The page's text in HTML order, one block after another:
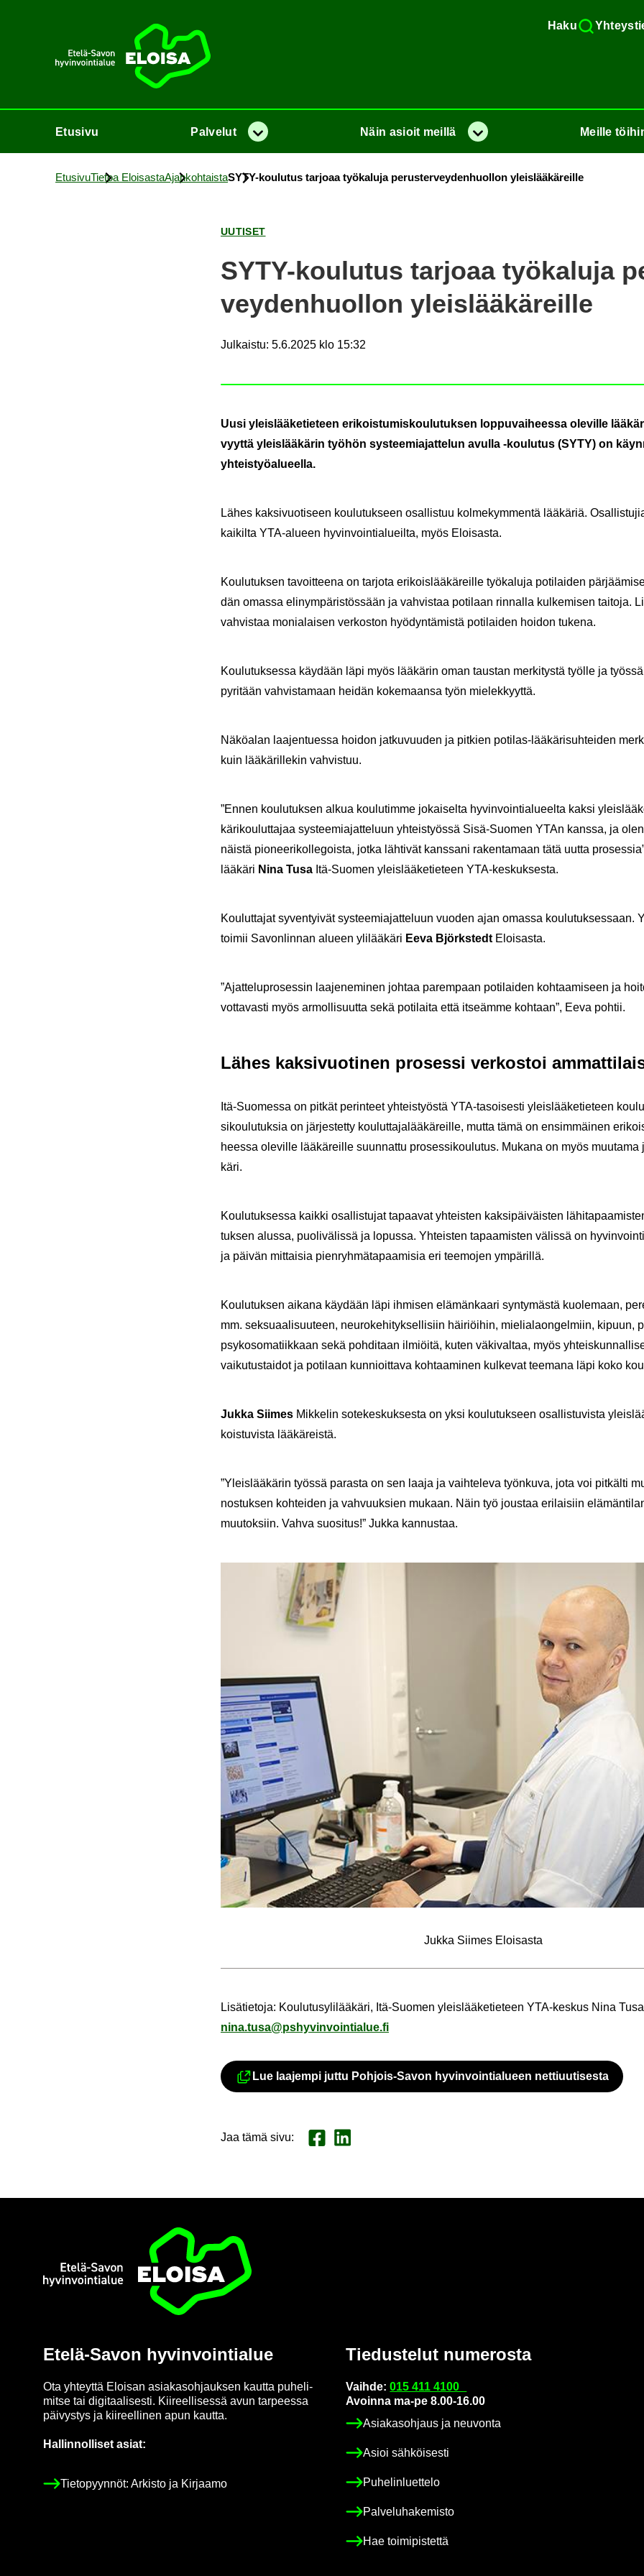
Haku
Etusi­vu
Etusi­vu Pal­ve­lut Va­lik­ko Näin asioit meil­lä Va­lik­ko Meil­le
Etusi­vuTie­toa Eloi­sas­taAjan­koh­tais­taSYTY-​koulutus tar­jo­aa työ­ka­lu­ja pe­rus­ter­vey­den­huol­lon yleis­lää­kä­reil­le
UU­TI­SET
SYTY-​koulutus tar­jo­aa työ­ka­lu­ja
vey­den­huol­lon yleis­lää­kä­reil­le
Julkaistu: 5.6.2025 klo 15:32
Uusi yleis­lää­ke­tie­teen eri­kois­tu­mis­kou­lu­tuk­sen lop­pu­vai­hees­sa ole­vil­le
vyyt­tä yleis­lää­kä­rin työ­hön sys­tee­mia­jat­te­lun avul­la -​koulutus (SYTY) on
yh­teis­työ­alu­eel­la.
Lähes kak­si­vuo­ti­seen kou­lu­tuk­seen osal­lis­tuu kol­me­kym­men­tä lää­kä­riä.
kai­kil­ta YTA-​alueen hy­vin­voin­tia­lueil­ta, myös Eloi­sas­ta.
Kou­lu­tuk­sen ta­voit­tee­na on tar­jo­ta eri­kois­lää­kä­reil­le työ­ka­lu­ja po­ti­lai­den
dän omas­sa eli­nym­pä­ris­tös­sään ja vah­vis­taa po­ti­laan rin­nal­la kul­ke­mi­sen tai­to­ja.
vah­vis­taa mo­nia­lai­sen ver­kos­ton hyö­dyn­tä­mis­tä po­ti­lai­den hoi­don tu­ke­na.
Kou­lu­tuk­ses­sa käy­dään läpi myös lää­kä­rin oman taus­tan mer­ki­tys­tä työl­le ja
py­ri­tään vah­vis­ta­maan hei­dän ko­ke­maan­sa työn mie­lek­kyyt­tä.
Nä­kö­alan laa­jen­tues­sa hoi­don jat­ku­vuu­den ja pit­kien potilas-​lääkärisuhteiden
kuin lää­kä­ril­le­kin vah­vis­tuu.
”Ennen kou­lu­tuk­sen alkua kou­lu­tim­me jo­kai­sel­ta hy­vin­voin­tia­lu­eel­ta kaksi
kä­ri­kou­lut­ta­jaa sys­tee­mia­jat­te­luun yh­teis­työs­sä Sisä-​Suomen YTAn kans­sa, ja
näis­tä pio­nee­ri­kol­le­gois­ta, jotka läh­ti­vät kans­sa­ni ra­ken­ta­maan tätä uutta
lää­kä­ri Nina Tusa Itä-​Suomen yleis­lää­ke­tie­teen YTA-​keskuksesta.
Kou­lut­ta­jat sy­ven­tyi­vät sys­tee­mia­jat­te­luun vuo­den ajan omas­sa kou­lu­tuk­ses­saan.
toi­mii Sa­von­lin­nan alu­een yli­lää­kä­ri Eeva Björks­tedt Eloi­sas­ta.
”Ajat­te­lu­pro­ses­sin laa­je­ne­mi­nen joh­taa pa­rem­paan po­ti­lai­den koh­taa­mi­seen ja
vot­ta­vas­ti myös ar­mol­li­suut­ta sekä po­ti­lai­ta että it­seäm­me koh­taan”, Eeva poh­tii.
Lähes kak­si­vuo­ti­nen pro­ses­si ver­kos­toi
Itä-​Suomessa on pit­kät pe­rin­teet yh­teis­työs­tä YTA-​tasoisesti yleis­lää­ke­tie­teen
si­kou­lu­tuk­sia on jär­jes­tet­ty kou­lut­ta­ja­lää­kä­reil­le, mutta tämä on en­sim­mäi­nen
hees­sa ole­vil­le lää­kä­reil­le suun­nat­tu pro­ses­si­kou­lu­tus. Mu­ka­na on myös
kä­ri.
Kou­lu­tuk­ses­sa kaik­ki osal­lis­tu­jat ta­paa­vat yh­teis­ten kak­si­päi­väis­ten
tuk­sen alus­sa, puo­li­vä­lis­sä ja lo­pus­sa. Yh­teis­ten ta­paa­mis­ten vä­lis­sä on
ja päi­vän mit­tai­sia pien­ryh­mä­ta­paa­mi­sia eri tee­mo­jen ym­pä­ril­lä.
Kou­lu­tuk­sen ai­ka­na käy­dään läpi ih­mi­sen elä­män­kaa­ri syn­ty­mäs­tä kuo­le­maan,
mm. sek­su­aa­li­suu­teen, neu­ro­ke­hi­tyk­sel­li­siin häi­riöi­hin, mie­lia­laon­gel­miin, ki­puun,
psy­ko­so­ma­tiik­kaan sekä poh­di­taan il­miöi­tä, kuten vä­ki­val­taa, myös
vai­ku­tus­tai­dot ja po­ti­laan kun­nioit­ta­va koh­taa­mi­nen kul­ke­vat tee­ma­na läpi koko
Jukka Sii­mes Mik­ke­lin so­te­kes­kuk­ses­ta on yksi kou­lu­tuk­seen osal­lis­tu­vis­ta
kois­tu­vis­ta lää­kä­reis­tä.
”Yleis­lää­kä­rin työs­sä pa­ras­ta on sen laaja ja vaih­te­le­va työn­ku­va, jota voi pit­käl­ti
nos­tuk­sen koh­tei­den ja vah­vuuk­sien mu­kaan. Näin työ jous­taa eri­lai­siin
muu­tok­siin. Vahva suo­si­tus!” Jukka kan­nus­taa.
Jukka Sii­mes Eloi­sas­ta
Li­sä­tie­to­ja: Kou­lu­tusy­li­lää­kä­ri, Itä-​Suomen yleis­lää­ke­tie­teen YTA-​keskus Nina
nina.tusa@ps­hy­vin­voin­tia­lue.fi
Ul­koi­nen pal­ve­lu avau­tuu uu­del­le
Lue laa­jem­pi juttu Pohjois-​Savon hy­vin­voin­tia­lu­een net­ti­uu­ti­ses­ta
Jaa tämä sivu: Jaa Face­book
Jaa Lin­ke­dI­nis­sä
Etusi­vu
Etelä-​Savon hy­vin­voin­tia­lue
Ota yh­teyt­tä Eloi­san asia­kas­oh­jauk­sen kaut­ta pu­he­li­
mit­se tai di­gi­taa­li­ses­ti. Kii­reel­li­ses­sä avun tar­pees­sa
päi­vys­tys ja kii­reel­li­nen apun kaut­ta.
Hal­lin­nol­li­set asiat:
Tie­to­pyyn­nöt: Ar­kis­to ja Kir­jaa­mo
Tie­dus­te­lut nu­me­ros­ta
Vaih­de:015 411 4100
Avoin­na ma-pe 8.00-16.00
Asia­kas­oh­jaus ja neu­von­ta
Asioi säh­köi­ses­ti
Pu­he­lin­luet­te­lo
Pal­ve­lu­ha­ke­mis­to
Hae toi­mi­pis­tet­tä